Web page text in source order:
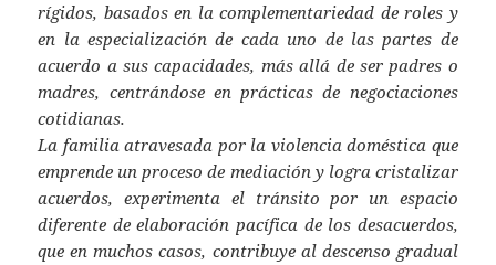
rígidos, basados en la complementariedad de roles y
en la especialización de cada uno de las partes de
acuerdo a sus capacidades, más allá de ser padres o
madres, centrándose en prácticas de negociaciones
cotidianas.
La familia atravesada por la violencia doméstica que
emprende un proceso de mediación y logra cristalizar
acuerdos, experimenta el tránsito por un espacio
diferente de elaboración pacífica de los desacuerdos,
que en muchos casos, contribuye al descenso gradual